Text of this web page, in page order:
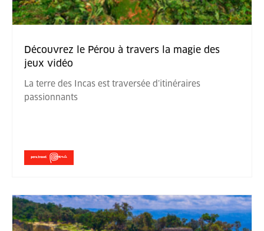
Découvrez le Pérou à travers la magie des
jeux vidéo
La terre des Incas est traversée d’itinéraires
passionnants